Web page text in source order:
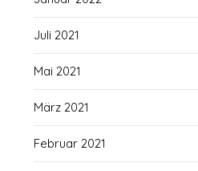
Juli 2021
Mai 2021
März 2021
Februar 2021